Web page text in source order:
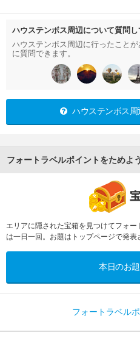
ハウステンボス周辺について質問し
ハウステンボス周辺に行ったこと
に質問できます。
ハウステンボス
フォートラベルポイントをためよう
エリアに隠された宝箱を見つけてフォ
は一日一回。お題はトップページで発表
本日のお
フォートラベル